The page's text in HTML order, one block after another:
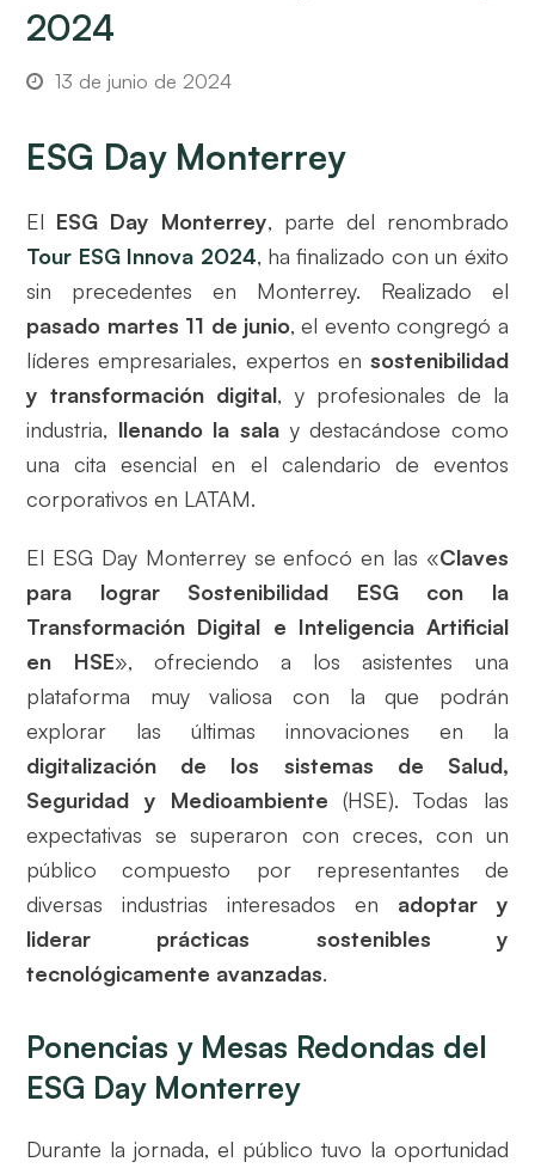
2024
13 de junio de 2024
ESG Day Monterrey
El ESG Day Monterrey, parte del renombrado
Tour ESG Innova 2024, ha finalizado con un éxito
sin precedentes en Monterrey. Realizado el
pasado martes 11 de junio, el evento congregó a
líderes empresariales, expertos en sostenibilidad
y transformación digital, y profesionales de la
industria, llenando la sala y destacándose como
una cita esencial en el calendario de eventos
corporativos en LATAM.
El ESG Day Monterrey se enfocó en las «Claves
para lograr Sostenibilidad ESG con la
Transformación Digital e Inteligencia Artificial
en HSE», ofreciendo a los asistentes una
plataforma muy valiosa con la que podrán
explorar las últimas innovaciones en la
digitalización de los sistemas de Salud,
Seguridad y Medioambiente (HSE). Todas las
expectativas se superaron con creces, con un
público compuesto por representantes de
diversas industrias interesados en adoptar y
liderar prácticas sostenibles y
tecnológicamente avanzadas.
Ponencias y Mesas Redondas del
ESG Day Monterrey
Durante la jornada, el público tuvo la oportunidad